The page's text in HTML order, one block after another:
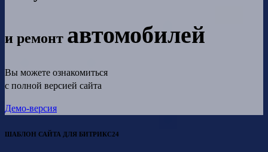
и ремонт автомобилей
Вы можете ознакомиться
с полной версией сайта
Демо-версия
ШАБЛОН САЙТА ДЛЯ БИТРИКС24